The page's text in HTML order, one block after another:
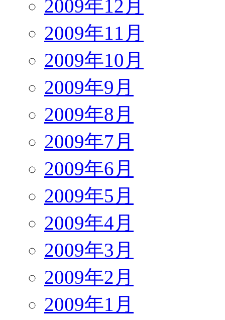
2009年12月
2009年11月
2009年10月
2009年9月
2009年8月
2009年7月
2009年6月
2009年5月
2009年4月
2009年3月
2009年2月
2009年1月